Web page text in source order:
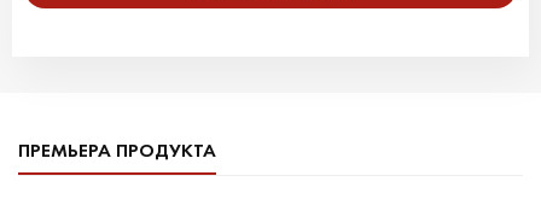
ПРЕМЬЕРА ПРОДУКТА